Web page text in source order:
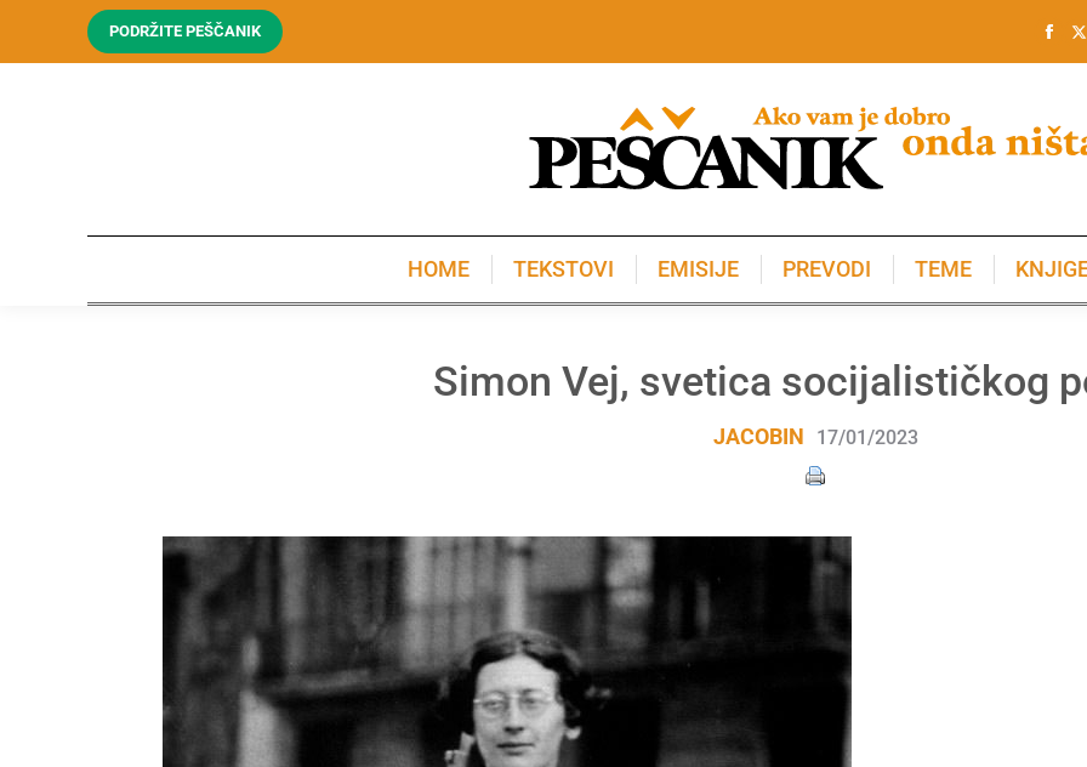
PODRŽITE PEŠČANIK
HOME TEKSTOVI EMISIJE PREVODI TEME
Simon Vej, svetica socijalističkog
JACOBIN 17/01/2023